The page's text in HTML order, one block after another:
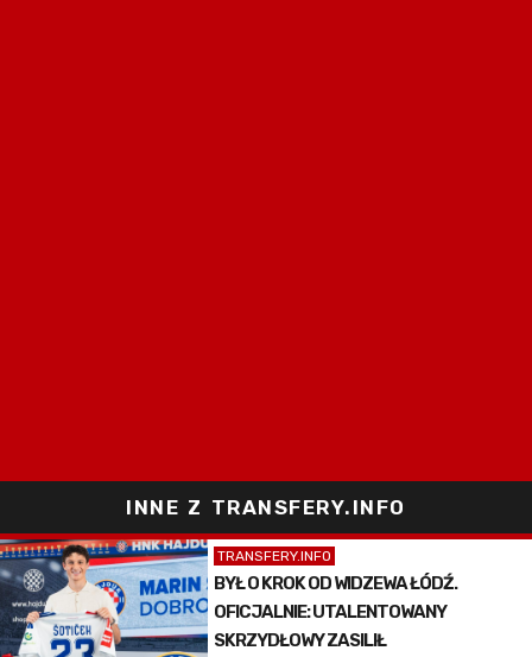
INNE Z TRANSFERY.INFO
TRANSFERY.INFO
BYŁ O KROK OD WIDZEWA ŁÓDŹ.
OFICJALNIE: UTALENTOWANY
SKRZYDŁOWY ZASILIŁ